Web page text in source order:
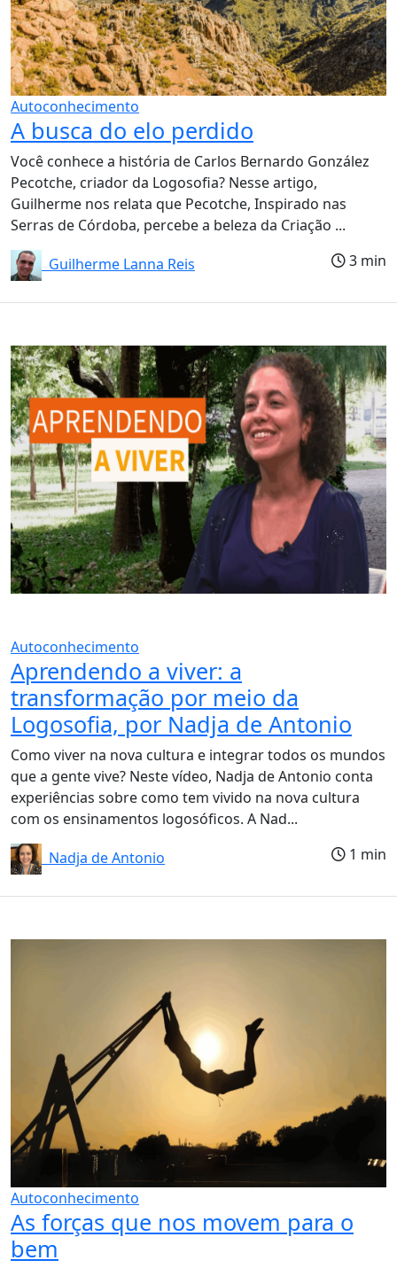
Autoconhecimento
A busca do elo perdido
Você conhece a história de Carlos Bernardo González
Pecotche, criador da Logosofia? Nesse artigo,
Guilherme nos relata que Pecotche, Inspirado nas
Serras de Córdoba, percebe a beleza da Criação ...
Guilherme Lanna Reis
3 min
Autoconhecimento
Aprendendo a viver: a
transformação por meio da
Logosofia, por Nadja de Antonio
Como viver na nova cultura e integrar todos os mundos
que a gente vive? Neste vídeo, Nadja de Antonio conta
experiências sobre como tem vivido na nova cultura
com os ensinamentos logosóficos. A Nad...
Nadja de Antonio
1 min
Autoconhecimento
As forças que nos movem para o
bem